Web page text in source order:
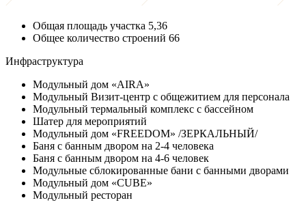
Общая площадь участка 5,36
Общее количество строений 66
Инфраструктура
Модульный дом «AIRA»
Модульный Визит-центр с общежитием для персонала
Модульный термальный комплекс с бассейном
Шатер для мероприятий
Модульный дом «FREEDOM» /ЗЕРКАЛЬНЫЙ/
Баня с банным двором на 2-4 человека
Баня с банным двором на 4-6 человек
Модульные сблокированные бани с банными дворами
Модульный дом «CUBE»
Модульный ресторан